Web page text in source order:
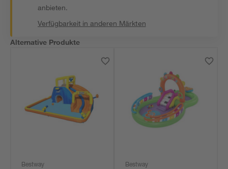
anbieten.
Verfügbarkeit in anderen Märkten
Alternative Produkte
Bestway Bestway